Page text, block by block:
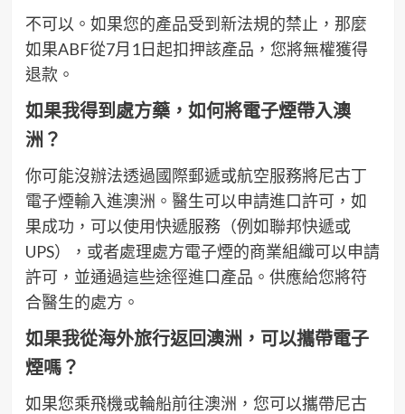
不可以。如果您的產品受到新法規的禁止，那麼
如果ABF從7月1日起扣押該產品，您將無權獲得
退款。
如果我得到處方藥，如何將電子煙帶入澳
洲？
你可能沒辦法透過國際郵遞或航空服務將尼古丁
電子煙輸入進澳洲。醫生可以申請進口許可，如
果成功，可以使用快遞服務（例如聯邦快遞或
UPS），或者處理處方電子煙的商業組織可以申請
許可，並通過這些途徑進口產品。供應給您將符
合醫生的處方。
如果我從海外旅行返回澳洲，可以攜帶電子
煙嗎？
如果您乘飛機或輪船前往澳洲，您可以攜帶尼古